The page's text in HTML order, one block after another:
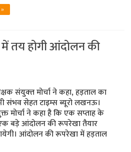
में तय होगी आंदोलन की
संयुक्‍त मोर्चा ने कहा, हड़ताल का
संभव सेहत टाइम्‍स ब्‍यूरो लखनऊ।
मोर्चा ने कहा है कि एक सप्‍ताह के
बड़े आंदोलन की रूपरेखा तैयार
आंदोलन की रूपरेखा में हड़ताल